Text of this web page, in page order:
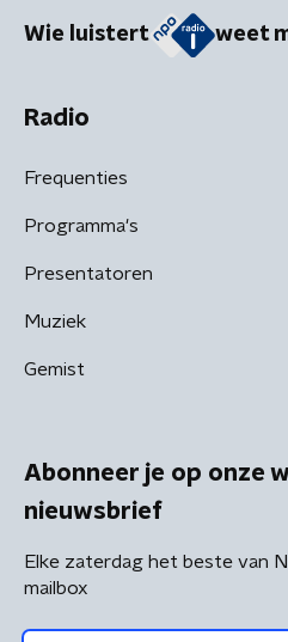
Wie luistert weet
Radio
Frequenties
Programma's
Presentatoren
Muziek
Gemist
Abonneer je op onze
nieuwsbrief
Elke zaterdag het beste van
mailbox